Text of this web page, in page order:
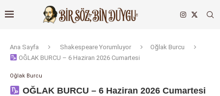
Ana Sayfa Shakespeare Yorumluyor
Oğlak Burcu
OĞLAK BURCU – 6 Haziran 2026 Cumartesi
Oğlak Burcu
OĞLAK BURCU – 6 Haziran 2026 Cumartesi